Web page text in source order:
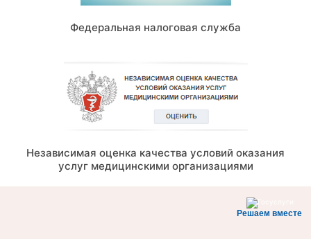
Федеральная налоговая служба
Независимая оценка качества условий оказания
услуг медицинскими организациями
Решаем вместе